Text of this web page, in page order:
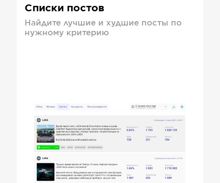
Списки постов
Найдите лучшие и худшие посты по
нужному критерию